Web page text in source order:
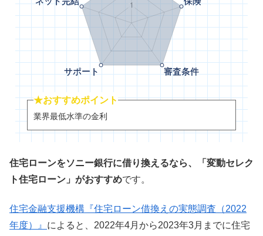
★おすすめポイント
業界最低水準の金利
住宅ローンをソニー銀行に借り換えるなら、「変動セレク
ト住宅ローン」がおすすめです。
住宅金融支援機構『住宅ローン借換えの実態調査（2022
年度）』 によると、2022年4月から2023年3月までに住宅